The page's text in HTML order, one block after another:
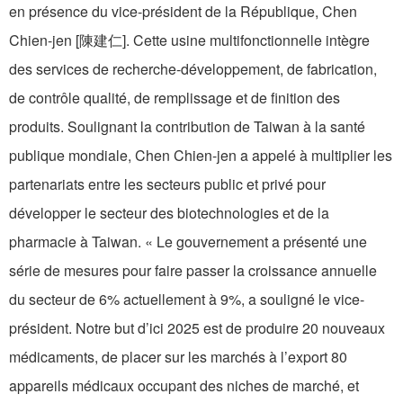
en présence du vice-président de la République, Chen
Chien-jen [陳建仁]. Cette usine multifonctionnelle intègre
des services de recherche-développement, de fabrication,
de contrôle qualité, de remplissage et de finition des
produits. Soulignant la contribution de Taiwan à la santé
publique mondiale, Chen Chien-jen a appelé à multiplier les
partenariats entre les secteurs public et privé pour
développer le secteur des biotechnologies et de la
pharmacie à Taiwan. « Le gouvernement a présenté une
série de mesures pour faire passer la croissance annuelle
du secteur de 6% actuellement à 9%, a souligné le vice-
président. Notre but d’ici 2025 est de produire 20 nouveaux
médicaments, de placer sur les marchés à l’export 80
appareils médicaux occupant des niches de marché, et